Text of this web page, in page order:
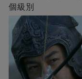
個級別